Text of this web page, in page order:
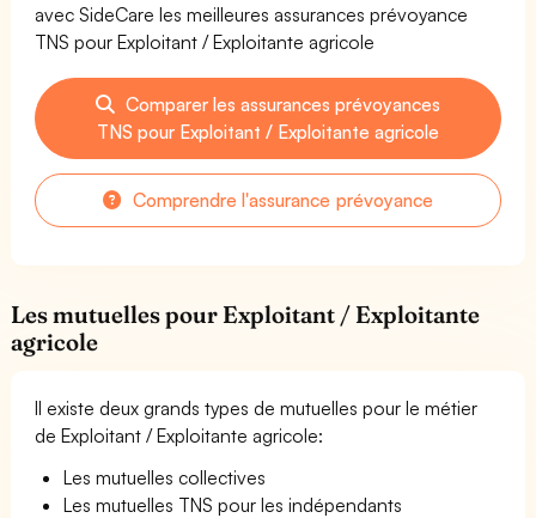
avec SideCare les meilleures assurances prévoyance
TNS pour Exploitant / Exploitante agricole
Comparer les assurances prévoyances
TNS pour Exploitant / Exploitante agricole
Comprendre l'assurance prévoyance
Les mutuelles pour Exploitant / Exploitante
agricole
Il existe deux grands types de mutuelles pour le métier
de Exploitant / Exploitante agricole:
Les mutuelles collectives
Les mutuelles TNS pour les indépendants